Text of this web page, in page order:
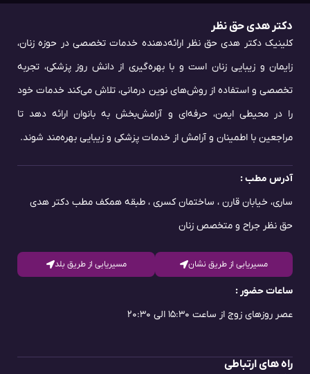
دکتر هدی حق نظر
کلینیک دکتر هدی حق نظر ارائه‌دهنده خدمات تخصصی در حوزه زنان،
زایمان و زیبایی زنان است و با بهره‌گیری از دانش روز پزشکی، تجربه
تخصصی و استفاده از روش‌های نوین درمانی، تلاش می‌کند خدمات خود
را در محیطی ایمن، حرفه‌ای و آرامش‌بخش به بانوان ارائه دهد تا
مراجعین با اطمینان و آرامش از خدمات پزشکی و زیبایی بهره‌مند شوند.
آدرس مطب :
ساری، خیابان قارن ، ساختمان کسری ، طبقه همکف مطب دکتر هدی
حق نظر جراح و متخصص زنان
مسیریابی از طریق نشان مسیریابی از طریق بلد
ساعات حضور :
عصر روزهای زوج از ساعت ۱۵:۳۰ الی ۲۰:۳۰​
راه های ارتباطی